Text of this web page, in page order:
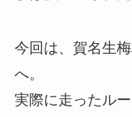
今回は、賀名生
へ。
実際に走ったル